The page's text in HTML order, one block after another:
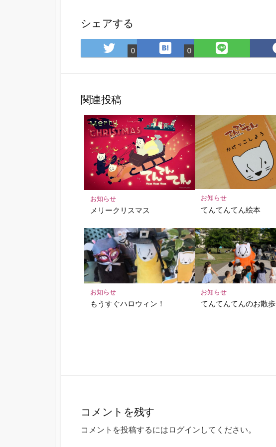
シェアする
Twitter
で
ア
0 は
て
マ
ー
ク
に
保
存
0
で
関連投稿
お知らせ
メリークリスマス
お知らせ
てんてんてん絵本
お知らせ
もうすぐハロウィン！
お知らせ
てんてんてんのお散歩
コメントを残す
コメントを投稿するには ログイン してください。